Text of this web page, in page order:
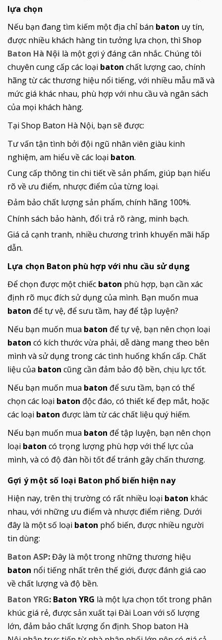
lựa chọn
Nếu bạn đang tìm kiếm một địa chỉ bán baton uy tín,
được nhiều khách hàng tin tưởng lựa chọn, thì Shop
Baton Hà Nội là một gợi ý đáng cân nhắc. Chúng tôi
chuyên cung cấp các loại baton chất lượng cao, chính
hãng từ các thương hiệu nổi tiếng, với nhiều mẫu mã và
mức giá khác nhau, phù hợp với nhu cầu và ngân sách
của mọi khách hàng.
Tại Shop Baton Hà Nội, bạn sẽ được:
Tư vấn tận tình bởi đội ngũ nhân viên giàu kinh
nghiệm, am hiểu về các loại baton.
Cung cấp thông tin chi tiết về sản phẩm, giúp bạn hiểu
rõ về ưu điểm, nhược điểm của từng loại.
Đảm bảo chất lượng sản phẩm, chính hãng 100%.
Chính sách bảo hành, đổi trả rõ ràng, minh bạch.
Giá cả cạnh tranh, nhiều chương trình khuyến mãi hấp
dẫn.
Lựa chọn Baton phù hợp với nhu cầu sử dụng
Để chọn được một chiếc baton phù hợp, bạn cần xác
định rõ mục đích sử dụng của mình. Bạn muốn mua
baton để tự vệ, để sưu tầm, hay để tập luyện?
Nếu bạn muốn mua baton để tự vệ, bạn nên chọn loại
baton có kích thước vừa phải, dễ dàng mang theo bên
mình và sử dụng trong các tình huống khẩn cấp. Chất
liệu của baton cũng cần đảm bảo độ bền, chịu lực tốt.
Nếu bạn muốn mua baton để sưu tầm, bạn có thể
chọn các loại baton độc đáo, có thiết kế đẹp mắt, hoặc
các loại baton được làm từ các chất liệu quý hiếm.
Nếu bạn muốn mua baton để tập luyện, bạn nên chọn
loại baton có trọng lượng phù hợp với thể lực của
mình, và có độ đàn hồi tốt để tránh gây chấn thương.
Gợi ý một số loại Baton phổ biến hiện nay
Hiện nay, trên thị trường có rất nhiều loại baton khác
nhau, với những ưu điểm và nhược điểm riêng. Dưới
đây là một số loại baton phổ biến, được nhiều người
tin dùng:
Baton ASP:Đây là một trong những thương hiệu
baton nổi tiếng nhất trên thế giới, được đánh giá cao
về chất lượng và độ bền.
Baton YRG: Baton YRG là một lựa chọn tốt trong phân
khúc giá rẻ, được sản xuất tại Đài Loan với số lượng
lớn, đảm bảo chất lượng ổn định. Shop baton Hà